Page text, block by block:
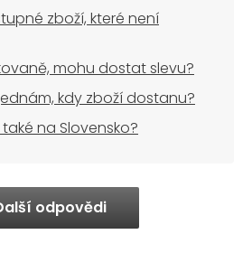
zboží, které není
mohu dostat slevu?
kdy zboží dostanu?
na Slovensko?
odpovědi